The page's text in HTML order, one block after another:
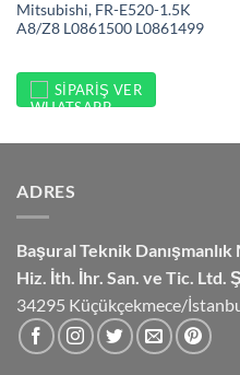
Mitsubishi, FR-E520-1.5K
A8/Z8 L0861500 L0861499
SIPARIŞ VER
ADRES
Başural Teknik Danışmanlık
Hiz. İth. İhr. San. ve Tic. Ltd.
34295 Küçükçekmece/